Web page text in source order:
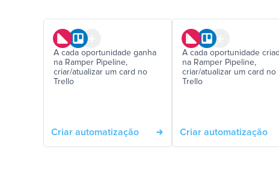
A cada oportunidade ganha
na Ramper Pipeline,
criar/atualizar um card no
Trello
Criar automatização
A cada oportunidade
na Ramper Pipeline,
criar/atualizar um card no
Trello
Criar automatização